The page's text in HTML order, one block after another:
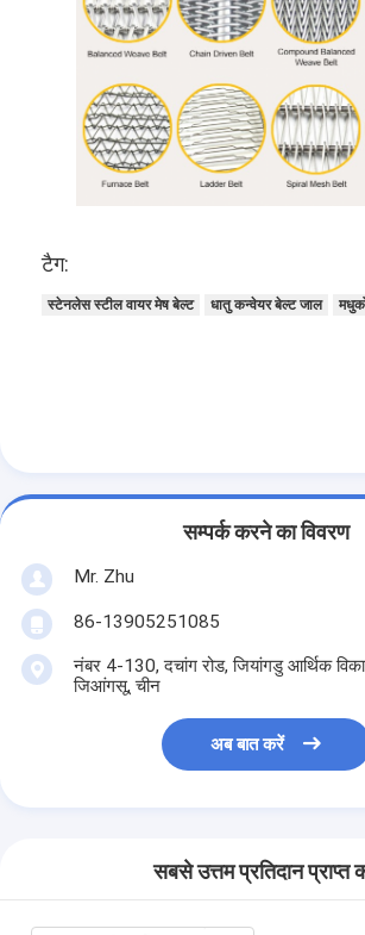
टैग:
स्टेनलेस स्टील वायर मेष बेल्ट धातु कन्वेयर बेल्ट जाल
सम्पर्क करने का विवरण
Mr. Zhu
86-13905251085
नंबर 4-130, दचांग रोड, जियांगडु आर्थिक
जिआंगसू, चीन
अब बात करें
सबसे उत्तम प्रतिदान प्राप्त